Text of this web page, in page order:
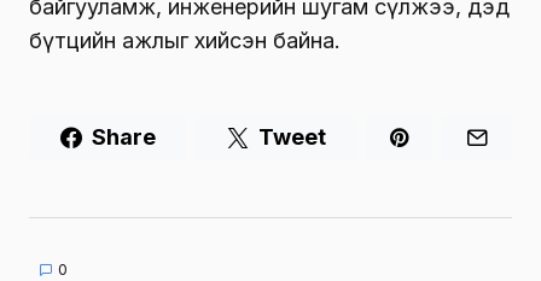
байгууламж, инженерийн шугам сүлжээ, дэд
бүтцийн ажлыг хийсэн байна.
Share Tweet
0